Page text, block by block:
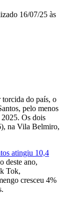
16/07/25 às
do país, o
pelo menos
2025. Os dois
na Vila Belmiro,
atingiu 10,4
deste ano,
Tok,
cresceu 4%